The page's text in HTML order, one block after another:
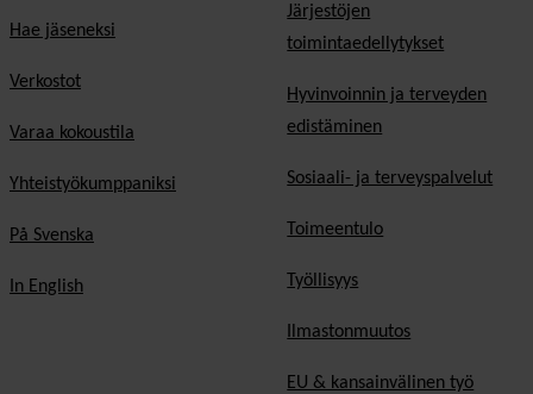
Hae jäseneksi
Verkostot
Varaa kokoustila
Yhteistyökumppaniksi
På Svenska
In English
Järjestöjen
toimintaedellytykset
Hyvinvoinnin ja terveyden
edistäminen
Sosiaali- ja terveyspalvelut
Toimeentulo
Työllisyys
Ilmastonmuutos
EU & kansainvälinen työ